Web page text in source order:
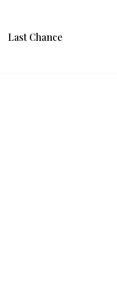
Last Chance